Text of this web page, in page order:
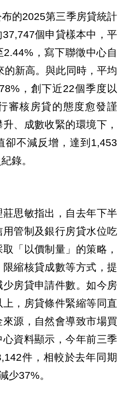
的2025第三季房貸統計
個申貸樣本中，平
，寫下聯徵中心自
的新高。與此同時，平均
，創下近22個季度以
審核房貸的態度愈發謹
、成數收緊的環境下，
卻不減反增，達到1,453
錄。
思敏指出，自去年下半
管制及銀行房貸水位吃
「以價制量」的策略，
縮核貸成數等方式，提
房貸申請件數。如今房
，房貸條件緊縮等同直
源，自然會導致市場買
資料顯示，今年前三季
件，相較於去年同期
少37%。